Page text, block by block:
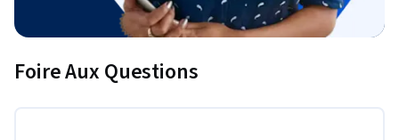
Foire Aux Questions